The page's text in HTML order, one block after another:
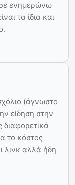
ενημερώνω
τα ίδια και
(άγνωστο
είδηση στην
το κόστος
λινκ αλλά ήδη